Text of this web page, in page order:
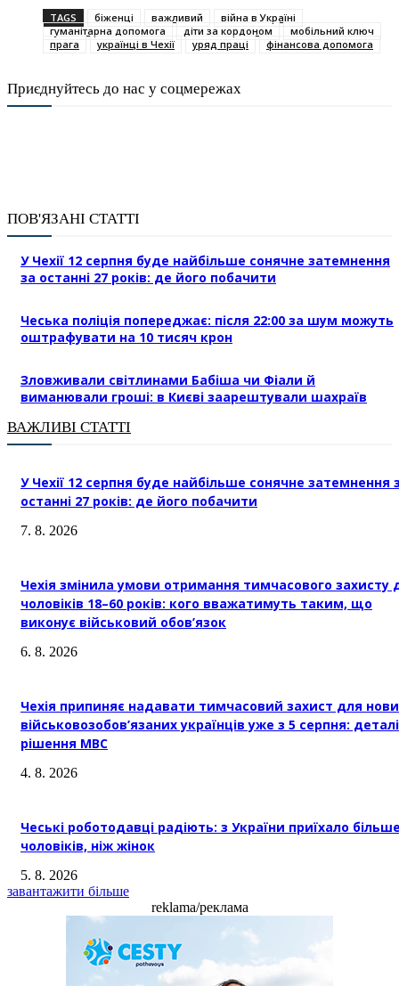
TAGS біженці важливий
війна в Україні
гуманітарна допомога
діти за кордоном
мобільний ключ
прага
українці в Чехії уряд праці фінансова допомога
Приєднуйтесь до нас у соцмережах
ПОВ'ЯЗАНІ СТАТТІ
У Чехії 12 серпня буде найбільше сонячне затемнення
за останні 27 років: де його побачити
Чеська поліція попереджає: після 22:00 за шум можуть
оштрафувати на 10 тисяч крон
Зловживали світлинами Бабіша чи Фіали й
виманювали гроші: в Києві заарештували шахраїв
ВАЖЛИВІ СТАТТІ
У Чехії 12 серпня буде найбільше сонячне затемнення
останні 27 років: де його побачити
7. 8. 2026
Чехія змінила умови отримання тимчасового захисту
чоловіків 18–60 років: кого вважатимуть таким, що
виконує військовий обов’язок
6. 8. 2026
Чехія припиняє надавати тимчасовий захист для
військовозобов’язаних українців уже з 5 серпня: деталі
рішення МВС
4. 8. 2026
Чеські роботодавці радіють: з України приїхало
чоловіків, ніж жінок
5. 8. 2026
завантажити більше
reklama/реклама